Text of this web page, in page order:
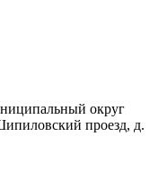
округ
проезд, д.